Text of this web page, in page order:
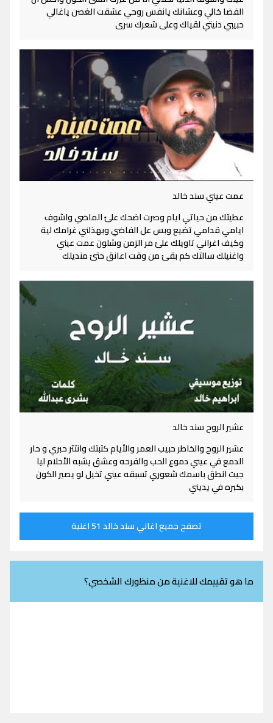
الفضا خالي وعشانك يانفس روحي عشقت الغصن ياغالي
حبيبي دنيتي لقياك وعلى شعرك سرى
عمت عيني سند خالد
عطيتك من حياتي ايام وصرت اضحك علئ الماضي واشوف
ايامي قدامي تضيع وبس عل الفاضي وبهذلني غرامك لية
وكيف اغراني تاويلك علئ مر الزمن وشلون عمت عيني
واغنيلك سالتك كم بقئ من وقت اعانق حتئ منديلك
عشير الروح سند خالد
عشير الروح والخاطر حبيب العمر والأيام كتبتك وانتثر حبري و حار
الدمع في عيني دموع الحب والفرحه وعشق يشبه الأحلام ليا
جيت انطق باسمك شعوري تسبقه عيني تخيل لو يصير الكون
بكبره في يديني
تصفح جميع اغاني سند خالد 51 اغنية
ما هو تقييمك للاغنية من منظورك الشخصي؟